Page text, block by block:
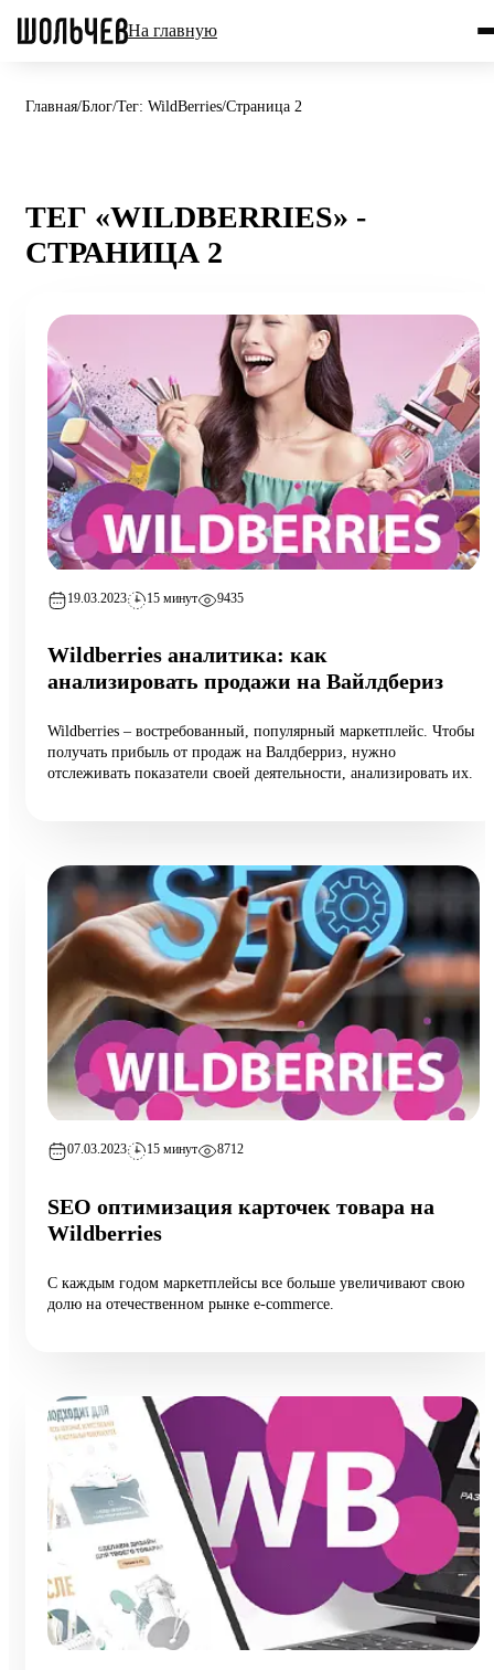
На главную
Главная/Блог/Тег: WildBerries/Страница 2
ТЕГ «WILDBERRIES» -
СТРАНИЦА 2
19.03.2023 15 минут 9435
Wildberries аналитика: как
анализировать продажи на Вайлдбериз
Wildberries – востребованный, популярный маркетплейс. Чтобы
получать прибыль от продаж на Валдберриз, нужно
отслеживать показатели своей деятельности, анализировать их.
07.03.2023 15 минут 8712
SEO оптимизация карточек товара на
Wildberries
С каждым годом маркетплейсы все больше увеличивают свою
долю на отечественном рынке e-commerce.